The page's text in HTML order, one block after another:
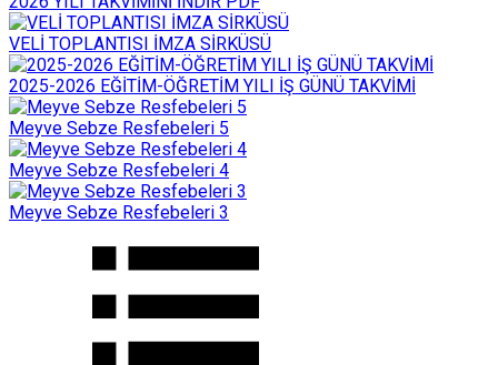
VELİ TOPLANTISI İMZA SİRKÜSÜ
2025-2026 EĞİTİM-ÖĞRETİM YILI İŞ GÜNÜ TAKVİMİ
Meyve Sebze Resfebeleri 5
Meyve Sebze Resfebeleri 4
Meyve Sebze Resfebeleri 3